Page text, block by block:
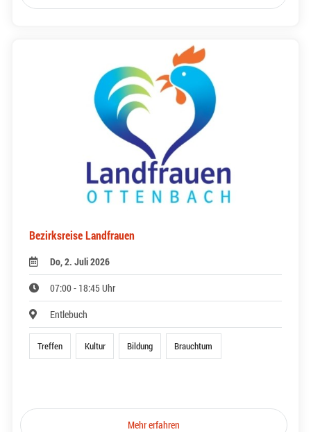
Bezirksreise Landfrauen
Do, 2. Juli 2026
07:00 - 18:45 Uhr
Entlebuch
Treffen Kultur Bildung Brauchtum
Mehr erfahren